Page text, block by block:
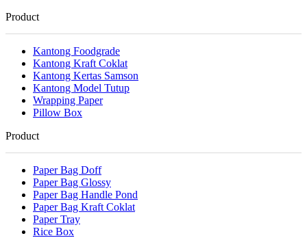
Product
Kantong Foodgrade
Kantong Kraft Coklat
Kantong Kertas Samson
Kantong Model Tutup
Wrapping Paper
Pillow Box
Product
Paper Bag Doff
Paper Bag Glossy
Paper Bag Handle Pond
Paper Bag Kraft Coklat
Paper Tray
Rice Box